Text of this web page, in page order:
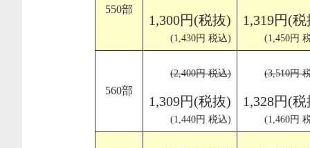
550部
1,300円(税抜)
(1,430円 税込)
1,319円(
(1,450円
560部
(2,400円 税込)
1,309円(税抜)
(1,440円 税込)
(3,510円
1,328円(
(1,460円